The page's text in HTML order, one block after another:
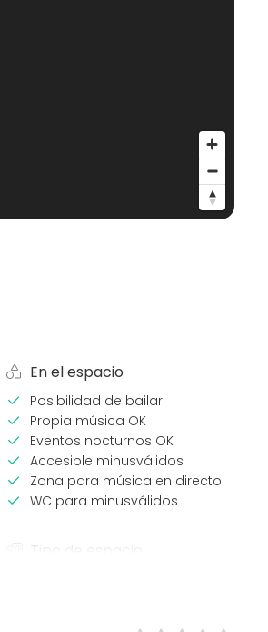
En el espacio
Posibilidad de bailar
Propia música OK
Eventos nocturnos OK
Accesible minusválidos
Zona para música en directo
WC para minusválidos
Tipo de espacio